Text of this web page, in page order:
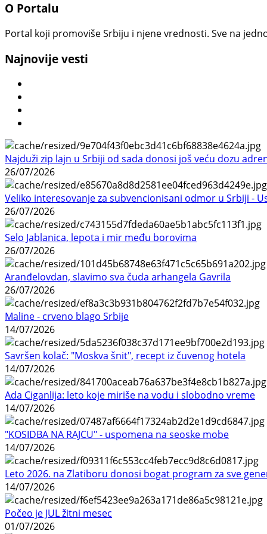
O Portalu
Portal koji promoviše Srbiju i njene vrednosti. Sve na
Najnovije vesti
Najduži zip lajn u Srbiji od sada donosi još veću dozu
26/07/2026
Veliko interesovanje za subvencionisani odmor u Srbiji -
26/07/2026
Selo Jablanica, lepota i mir među borovima
26/07/2026
Aranđelovdan, slavimo sva čuda arhangela Gavrila
26/07/2026
Maline - crveno blago Srbije
14/07/2026
Savršen kolač: "Moskva šnit", recept iz čuvenog hotela
14/07/2026
Ada Ciganlija: leto koje miriše na vodu i slobodno vreme
14/07/2026
"KOSIDBA NA RAJCU" - uspomena na seoske mobe
14/07/2026
Leto 2026. na Zlatiboru donosi bogat program za sve
14/07/2026
Počeo je JUL žitni mesec
01/07/2026